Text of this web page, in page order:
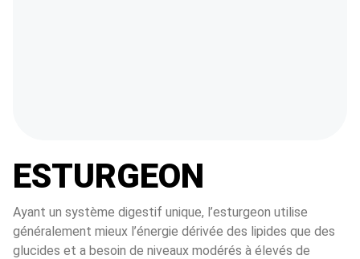
ESTURGEON
Ayant un système digestif unique, l’esturgeon utilise
généralement mieux l’énergie dérivée des lipides que des
glucides et a besoin de niveaux modérés à élevés de